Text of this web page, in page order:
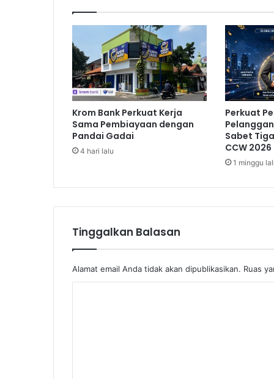
a
t
e
r
d
a
g
a
n
g
a
a
g
Krom Bank Perkuat Kerja
Sama Pembiayaan dengan
Pandai Gadai
4 hari lalu
Perkuat
Sabet
CCW 2026
1 minggu
Tinggalkan Balasan
Alamat email Anda tidak akan dipublikasikan. Ruas